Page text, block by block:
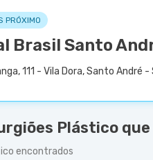
PRÓXIMO
Brasil Santo
111 - Vila Dora, Santo André -
Plástico
encontrados